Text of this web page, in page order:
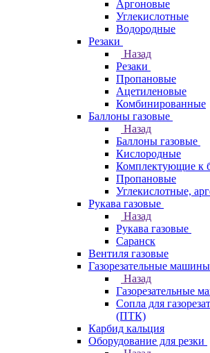
Аргоновые
Углекислотные
Водородные
Резаки
Назад
Резаки
Пропановые
Ацетиленовые
Комбинированные
Баллоны газовые
Назад
Баллоны газовые
Кислородные
Комплектующие к
Пропановые
Углекислотные,
Рукава газовые
Назад
Рукава газовые
Саранск
Вентиля газовые
Газорезательные машины
Назад
Газорезательные
Сопла для
(ПТК)
Карбид кальция
Оборудование для резки